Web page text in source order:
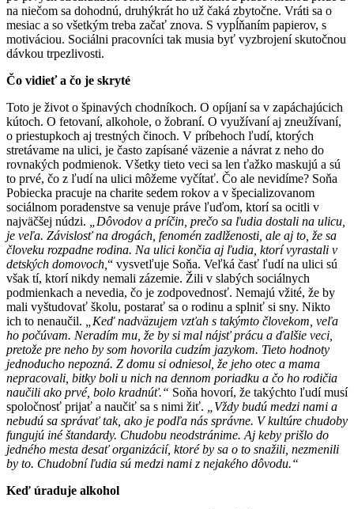
na niečom sa dohodnú, druhýkrát ho už čaká zbytočne. Vráti sa o
mesiac a so všetkým treba začať znova. S vypĺňaním papierov, s
motiváciou. Sociálni pracovníci tak musia byť vyzbrojení skutočnou
dávkou trpezlivosti.
Čo vidieť a čo je skryté
Toto je život o špinavých chodníkoch. O opíjaní sa v zapáchajúcich
kútoch. O fetovaní, alkohole, o žobraní. O využívaní aj zneužívaní,
o priestupkoch aj trestných činoch. V príbehoch ľudí, ktorých
stretávame na ulici, je často zapísané väzenie a návrat z neho do
rovnakých podmienok. Všetky tieto veci sa len ťažko maskujú a sú
to prvé, čo z ľudí na ulici môžeme vyčítať. Čo ale nevidíme? Soňa
Pobiecka pracuje na charite sedem rokov a v špecializovanom
sociálnom poradenstve sa venuje práve ľuďom, ktorí sa ocitli v
najväčšej núdzi.
„Dôvodov a príčin, prečo sa ľudia dostali na ulicu,
je veľa. Závislosť na drogách, fenomén zadlženosti, ale aj to, že sa
človeku rozpadne rodina. Na ulici končia aj ľudia, ktorí vyrastali v
detských domovoch, “ vysvetľuje Soňa. Veľká časť ľudí na ulici sú
však tí, ktorí nikdy nemali zázemie. Žili v slabých sociálnych
podmienkach a nevedia, čo je zodpovednosť. Nemajú vžité, že by
mali vyštudovať školu, postarať sa o rodinu a splniť si sny. Nikto
ich to nenaučil.
„Keď nadväzujem vzťah s takýmto človekom, veľa
ho počúvam. Neradím mu, že by si mal nájsť prácu a ďalšie veci,
pretože pre neho by som hovorila cudzím jazykom. Tieto hodnoty
jednoducho nepozná. Z domu si odniesol, že jeho otec a mama
nepracovali, bitky boli u nich na dennom poriadku a čo ho rodičia
naučili ako prvé, bolo kradnúť.“ Soňa hovorí, že takýchto ľudí musí
spoločnosť prijať a naučiť sa s nimi žiť.
„Vždy budú medzi nami a
nebudú sa správať tak, ako je podľa nás správne. V kultúre chudoby
fungujú iné štandardy. Chudobu neodstránime. Aj keby prišlo do
jedného mesta desať organizácií, ktoré by sa o to snažili, nezmenili
by to. Chudobní ľudia sú medzi nami z nejakého dôvodu.“
Keď úraduje alkohol